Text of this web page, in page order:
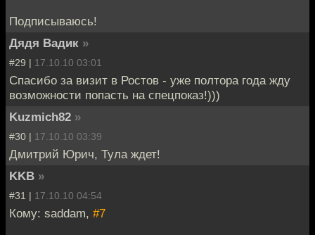
Подписываюсь!
Дядя Вадик »
#29 | 17.10.10 03:01
Спасибо за визит в Ростов - уже полтора года жду
возможности попасть на спецпоказ!)))
Kuzmich82 »
#30 | 17.10.10 03:39
Дмитрий Юрич, Тула ждет!
KKB »
#31 | 17.10.10 04:54
Кому: saddam, #7